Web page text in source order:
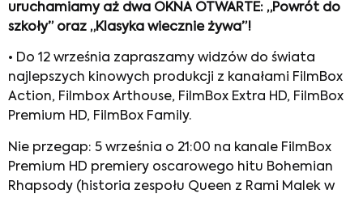
uruchamiamy aż dwa OKNA OTWARTE: „Powrót do
szkoły” oraz „Klasyka wiecznie żywa”!
• Do 12 września zapraszamy widzów do świata
najlepszych kinowych produkcji z kanałami FilmBox
Action, Filmbox Arthouse, FilmBox Extra HD, FilmBox
Premium HD, FilmBox Family.
Nie przegap: 5 września o 21:00 na kanale FilmBox
Premium HD premiery oscarowego hitu Bohemian
Rhapsody (historia zespołu Queen z Rami Malek w